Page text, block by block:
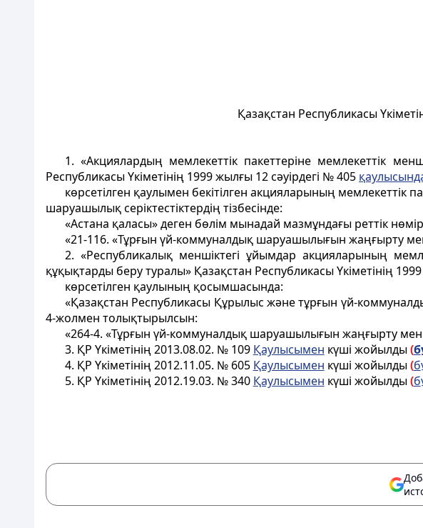
Қазақстан Республикасы
1. «Акциялардың мемлекеттік пакеттеріне мемлекеттік
Республикасы Үкіметінің 1999 жылғы 12 сәуірдегі № 405
көрсетілген қаулымен бекітілген акцияларының мемлекеттік
шаруашылық серіктестіктердің тізбесінде:
«Астана қаласы» деген бөлім мынадай мазмұндағы реттік
«21-116. «Тұрғын үй-коммуналдық шаруашылығын жаңғырту
2. «Республикалық меншіктегі ұйымдар акцияларының
құқықтарды беру туралы» Қазақстан Республикасы Үкіметінің
көрсетілген қаулының қосымшасында:
«Қазақстан Республикасы Құрылыс және тұрғын үй-
4-жолмен толықтырылсын:
«264-4. «Тұрғын үй-коммуналдық шаруашылығын жаңғырту
3. ҚР Үкіметінің 2013.08.02. № 109 Қаулысымен күші жойылды(б
4. ҚР Үкіметінің 2012.11.05. № 605 Қаулысымен күші жойылды(б
5. ҚР Үкіметінің 2012.19.03. № 340 Қаулысымен күші жойылды(б